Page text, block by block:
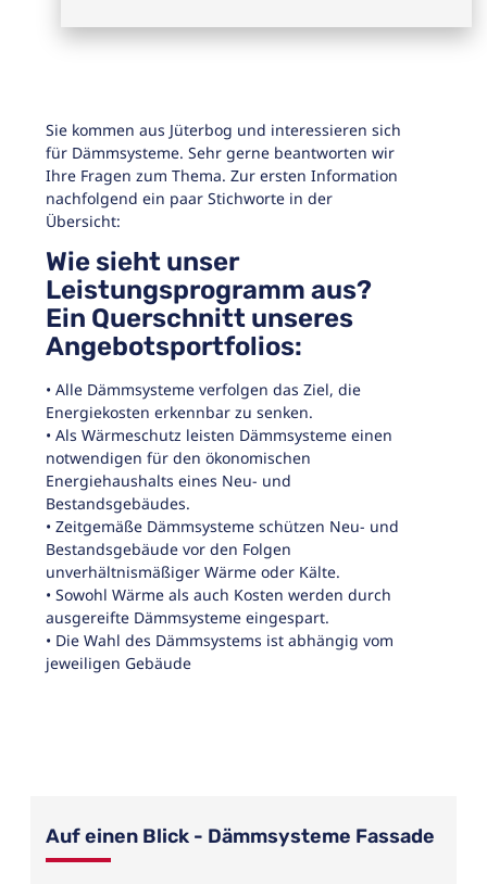
Sie kommen aus Jüterbog und interessieren sich
für Dämmsysteme. Sehr gerne beantworten wir
Ihre Fragen zum Thema. Zur ersten Information
nachfolgend ein paar Stichworte in der
Übersicht:
Wie sieht unser
Leistungsprogramm aus?
Ein Querschnitt unseres
Angebotsportfolios:
• Alle Dämmsysteme verfolgen das Ziel, die
Energiekosten erkennbar zu senken.
• Als Wärmeschutz leisten Dämmsysteme einen
notwendigen für den ökonomischen
Energiehaushalts eines Neu- und
Bestandsgebäudes.
• Zeitgemäße Dämmsysteme schützen Neu- und
Bestandsgebäude vor den Folgen
unverhältnismäßiger Wärme oder Kälte.
• Sowohl Wärme als auch Kosten werden durch
ausgereifte Dämmsysteme eingespart.
• Die Wahl des Dämmsystems ist abhängig vom
jeweiligen Gebäude
Auf einen Blick - Dämmsysteme Fassade